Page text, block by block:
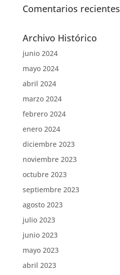
Comentarios recientes
Archivo Histórico
junio 2024
mayo 2024
abril 2024
marzo 2024
febrero 2024
enero 2024
diciembre 2023
noviembre 2023
octubre 2023
septiembre 2023
agosto 2023
julio 2023
junio 2023
mayo 2023
abril 2023